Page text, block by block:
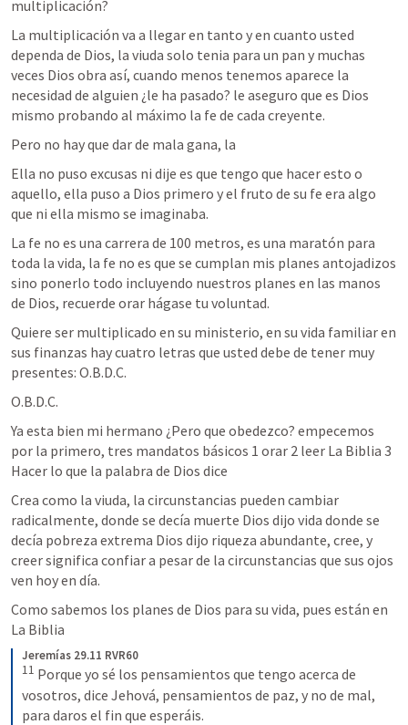
multiplicación?
La multiplicación va a llegar en tanto y en cuanto usted
dependa de Dios, la viuda solo tenia para un pan y muchas
veces Dios obra así, cuando menos tenemos aparece la
necesidad de alguien ¿le ha pasado? le aseguro que es Dios
mismo probando al máximo la fe de cada creyente.
Pero no hay que dar de mala gana, la
Ella no puso excusas ni dije es que tengo que hacer esto o
aquello, ella puso a Dios primero y el fruto de su fe era algo
que ni ella mismo se imaginaba.
La fe no es una carrera de 100 metros, es una maratón para
toda la vida, la fe no es que se cumplan mis planes antojadizos
sino ponerlo todo incluyendo nuestros planes en las manos
de Dios, recuerde orar hágase tu voluntad.
Quiere ser multiplicado en su ministerio, en su vida familiar en
sus finanzas hay cuatro letras que usted debe de tener muy
presentes: O.B.D.C.
O.B.D.C.
Ya esta bien mi hermano ¿Pero que obedezco? empecemos
por la primero, tres mandatos básicos 1 orar 2 leer La Biblia 3
Hacer lo que la palabra de Dios dice
Crea como la viuda, la circunstancias pueden cambiar
radicalmente, donde se decía muerte Dios dijo vida donde se
decía pobreza extrema Dios dijo riqueza abundante, cree, y
creer significa confiar a pesar de la circunstancias que sus ojos
ven hoy en día.
Como sabemos los planes de Dios para su vida, pues están en
La Biblia
Jeremías 29.11 RVR60
11 Porque yo sé los pensamientos que tengo acerca de
vosotros, dice Jehová, pensamientos de paz, y no de mal,
para daros el fin que esperáis.